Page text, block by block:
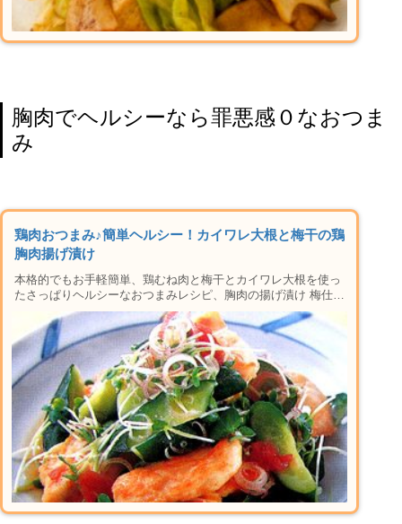
胸肉でヘルシーなら罪悪感０なおつま
み
鶏肉おつまみ♪簡単ヘルシー！カイワレ大根と梅干の鶏
胸肉揚げ漬け
本格的でもお手軽簡単、鶏むね肉と梅干とカイワレ大根を使っ
たさっぱりヘルシーなおつまみレシピ、胸肉の揚げ漬け 梅仕立
てを紹介します。材料や手順はもちろん、作り方や下準備のコ
ツ、むね肉をサクサクに揚げるポイント、保存方法など楽しい
晩酌タイムに必要な情報が盛りだくさん。おかずにも使えるレ
シピなの晩御飯にもおすすめ♪家で本格居酒屋メニューができ
ちゃう人気のシリーズです！